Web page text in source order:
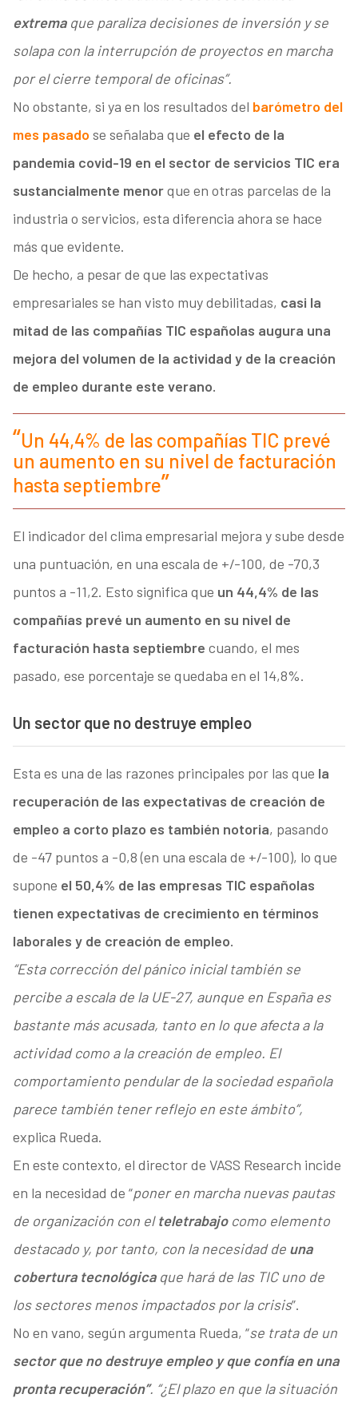
extremaque paraliza decisiones de inversión y se
solapa con la interrupción de proyectos en marcha
por el cierre temporal de oficinas”.
No obstante, si ya en los resultados del barómetro del
mes pasado se señalaba que el efecto de la
pandemia covid-19 en el sector de servicios TIC era
sustancialmente menorque en otras parcelas de la
industria o servicios, esta diferencia ahora se hace
más que evidente.
De hecho, a pesar de que las expectativas
empresariales se han visto muy debilitadas, casi la
mitad de las compañías TIC españolas augura una
mejora del volumen de la actividad y de la creación
de empleo durante este verano.
Un 44,4% de las compañías TIC prevé
un aumento en su nivel de facturación
hasta septiembre
El indicador del clima empresarial mejora y sube desde
una puntuación, en una escala de +/-100, de -70,3
puntos a -11,2. Esto significa que un 44,4% de las
compañías prevé un aumento en su nivel de
facturación hasta septiembre cuando, el mes
pasado, ese porcentaje se quedaba en el 14,8%.
Un sector que no destruye empleo
Esta es una de las razones principales por las que la
recuperación de las expectativas de creación de
empleo a corto plazo es también notoria, pasando
de -47 puntos a -0,8 (en una escala de +/-100), lo que
supone el 50,4% de las empresas TIC españolas
tienen expectativas de crecimiento en términos
laborales y de creación de empleo.
“Esta corrección del pánico inicial también se
percibe a escala de la UE-27, aunque en España es
bastante más acusada, tanto en lo que afecta a la
actividad como a la creación de empleo. El
comportamiento pendular de la sociedad española
parece también tener reflejo en este ámbito”,
explica Rueda.
En este contexto, el director de VASS Research incide
en la necesidad de “poner en marcha nuevas pautas
de organización con elteletrabajocomo elemento
destacado y, por tanto, con la necesidad deuna
cobertura tecnológica que hará de las TIC uno de
los sectores menos impactados por la crisis”.
No en vano, según argumenta Rueda, “se trata de un
sector que no destruye empleo y que confía en una
pronta recuperación”. “¿El plazo en que la situación